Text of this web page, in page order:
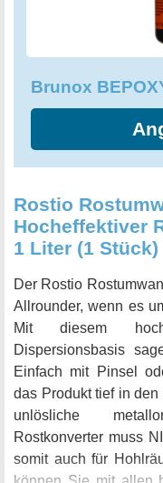
Rostio
Hocheffektiver
1 Liter (1 Stück)
Der Rostio
Allrounder, wenn es
Mit diesem
Dispersionsbasis
Einfach mit Pinsel
das Produkt tief in
unlösliche
Rostkonverter muss
somit auch für